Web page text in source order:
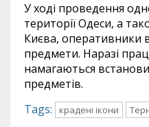
У ході проведення
території Одеси, а
Києва, оперативники
предмети. Наразі
намагаються
предметів.
Tags:
крадені ікони